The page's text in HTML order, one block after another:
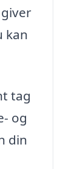
kan
tag
og
din